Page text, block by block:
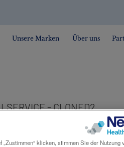
Unsere Marken Über uns
- CLONED2
„Zustimmen“ klicken, stimmen Sie der